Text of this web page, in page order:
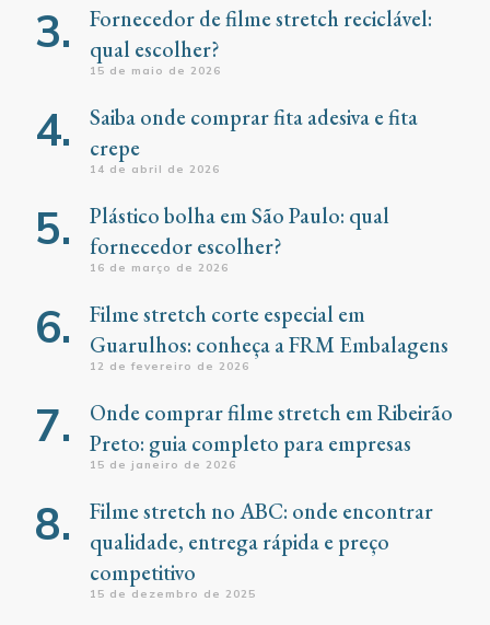
Fornecedor de filme stretch reciclável:
qual escolher?
15 de maio de 2026
Saiba onde comprar fita adesiva e fita
crepe
14 de abril de 2026
Plástico bolha em São Paulo: qual
fornecedor escolher?
16 de março de 2026
Filme stretch corte especial em
Guarulhos: conheça a FRM Embalagens
12 de fevereiro de 2026
Onde comprar filme stretch em Ribeirão
Preto: guia completo para empresas
15 de janeiro de 2026
Filme stretch no ABC: onde encontrar
qualidade, entrega rápida e preço
competitivo
15 de dezembro de 2025